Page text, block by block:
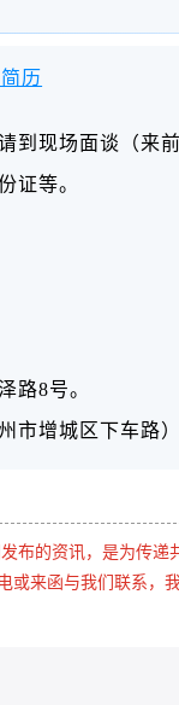
历
到现场面谈（来
证等。
路8号。
市增城区下车路）
布的资讯，是为传
来函与我们联系，